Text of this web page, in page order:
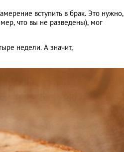
вступить в брак. Это нужно,
что вы не разведены), мог
недели. А значит,